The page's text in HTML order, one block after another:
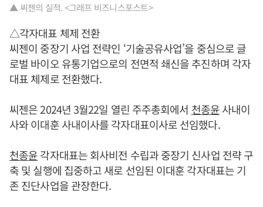
▲ 씨젠의 실적. <그래프 비즈니스포스트>
△각자대표 체제 전환
씨젠이 중장기 사업 전략인 ‘기술공유사업’을 중심으로 글
로벌 바이오 유통기업으로의 전면적 쇄신을 추진하며 각자
대표 체제로 전환했다.
씨젠은 2024년 3월22일 열린 주주총회에서 천종윤사내이
사와 이대훈 사내이사를 각자대표이사로 선임했다.
천종윤각자대표는 회사비전 수립과 중장기 신사업 전략 구
축 및 실행에 집중하고 새로 선임된 이대훈 각자대표는 기
존 진단사업을 관장한다.